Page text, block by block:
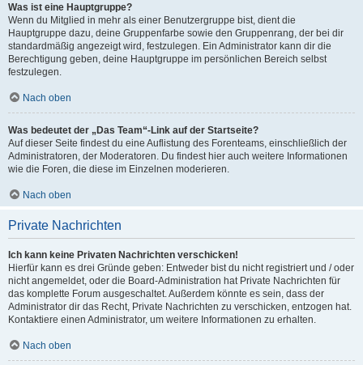
Was ist eine Hauptgruppe?
Wenn du Mitglied in mehr als einer Benutzergruppe bist, dient die
Hauptgruppe dazu, deine Gruppenfarbe sowie den Gruppenrang, der bei dir
standardmäßig angezeigt wird, festzulegen. Ein Administrator kann dir die
Berechtigung geben, deine Hauptgruppe im persönlichen Bereich selbst
festzulegen.
Nach oben
Was bedeutet der „Das Team“-Link auf der Startseite?
Auf dieser Seite findest du eine Auflistung des Forenteams, einschließlich der
Administratoren, der Moderatoren. Du findest hier auch weitere Informationen
wie die Foren, die diese im Einzelnen moderieren.
Nach oben
Private Nachrichten
Ich kann keine Privaten Nachrichten verschicken!
Hierfür kann es drei Gründe geben: Entweder bist du nicht registriert und / oder
nicht angemeldet, oder die Board-Administration hat Private Nachrichten für
das komplette Forum ausgeschaltet. Außerdem könnte es sein, dass der
Administrator dir das Recht, Private Nachrichten zu verschicken, entzogen hat.
Kontaktiere einen Administrator, um weitere Informationen zu erhalten.
Nach oben